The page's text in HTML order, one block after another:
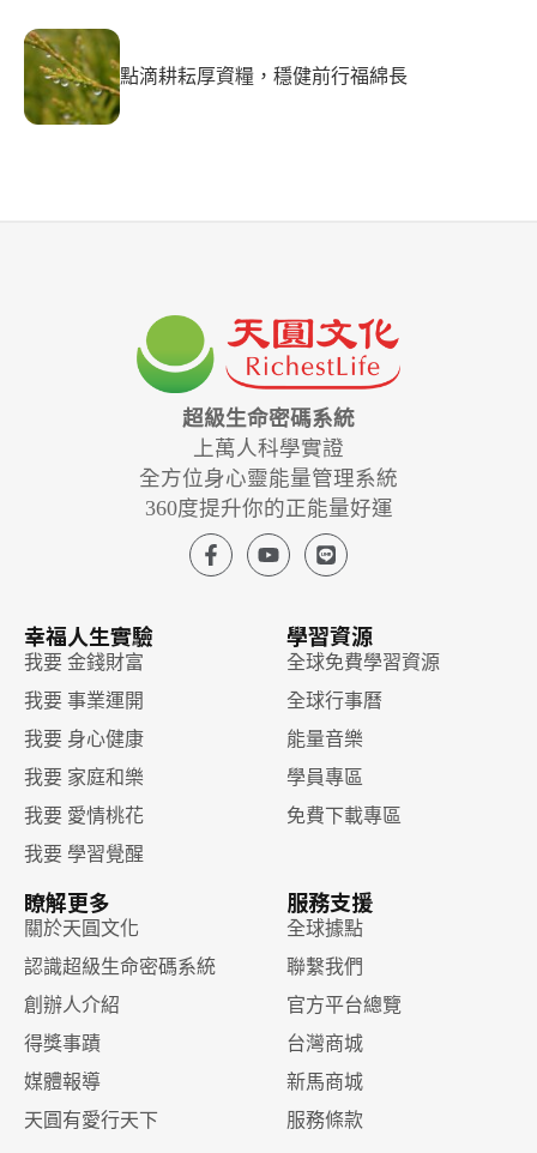
點滴耕耘厚資糧，穩健前行福綿長
超級生命密碼系統
上萬人科學實證
全方位身心靈能量管理系統
360度提升你的正能量好運
幸福人生實驗
我要 金錢財富
我要 事業運開
我要 身心健康
我要 家庭和樂
我要 愛情桃花
我要 學習覺醒
學習資源
全球免費學習資源
全球行事曆
能量音樂
學員專區
免費下載專區
瞭解更多
關於天圓文化
認識超級生命密碼系統
創辦人介紹
得獎事蹟
媒體報導
天圓有愛行天下
服務支援
全球據點
聯繫我們
官方平台總覽
台灣商城
新馬商城
服務條款